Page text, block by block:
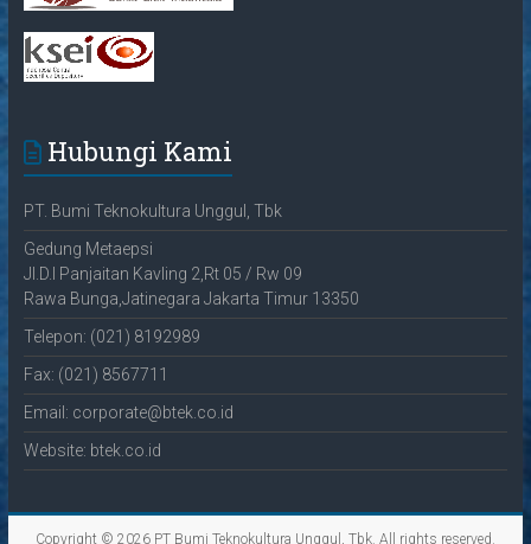
Hubungi Kami
PT. Bumi Teknokultura Unggul, Tbk
Gedung Metaepsi
Jl.D.I Panjaitan Kavling 2,Rt 05 / Rw 09
Rawa Bunga,Jatinegara Jakarta Timur 13350
Telepon: (021) 8192989
Fax: (021) 8567711
Email: corporate@btek.co.id
Website: btek.co.id
Copyright © 2026 PT Bumi Teknokultura Unggul, Tbk. All rights reserved.